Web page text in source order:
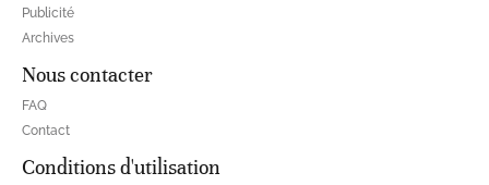
Publicité
Archives
Nous contacter
FAQ
Contact
Conditions d'utilisation